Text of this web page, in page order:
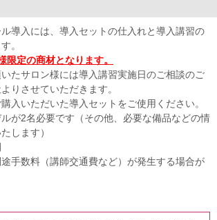
導入には、導入セットの仕入れと導入講習の
。
定の商材となります。
たサロン様には導入講習実施日のご相談のご
りさせていただきます。
入いただいた導入セットをご使用ください。
が2名必要です（その他、必要な備品などの情
します）
手数料（講師交通費など）が発生する場合が